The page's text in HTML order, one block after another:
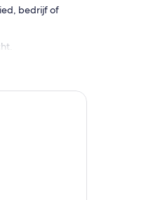
bedrijf of